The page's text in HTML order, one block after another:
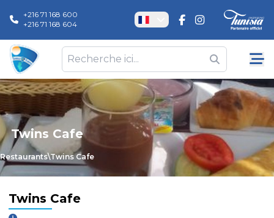
+216 71 168 600
+216 71 168 604
Twins Cafe
Restaurants\Twins Cafe
Twins Cafe